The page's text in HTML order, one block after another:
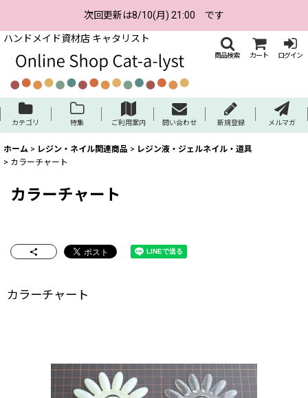
次回更新は8/10(月) 21:00 です
ハンドメイド資材店 キャタリスト
商品検索 カート ログイン
カテゴリ 特集 ご利用案内 問い合わせ 新規登録 メルマガ
ホーム > レジン・ネイル関連商品 > レジン液・ジェルネイル・道具
> カラーチャート
カラーチャート
カラーチャート